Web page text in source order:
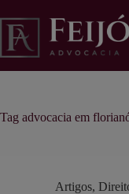
para
conteúdo
Tag advocacia em
Artigos,